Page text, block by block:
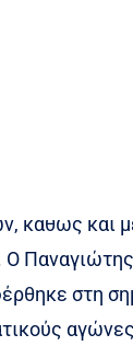
καθώς και
στη